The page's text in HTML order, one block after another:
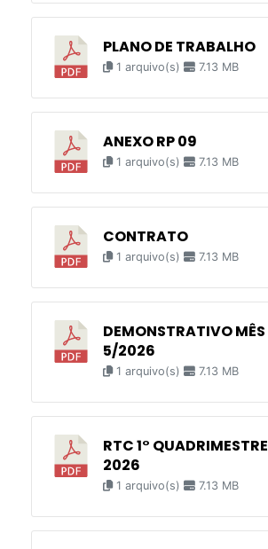
PLANO DE TRABALHO
1 arquivo(s) 7.13 MB
ANEXO RP 09
1 arquivo(s) 7.13 MB
CONTRATO
1 arquivo(s) 7.13 MB
DEMONSTRATIVO MÊS
5/2026
1 arquivo(s) 7.13 MB
RTC 1° QUADRIMESTRE
2026
1 arquivo(s) 7.13 MB